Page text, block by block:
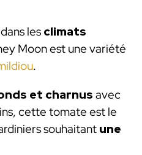
les climats
Moon est une variété
.
et charnus avec
cette tomate est le
souhaitant une